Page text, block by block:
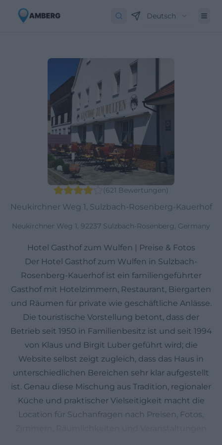
Deutsch
(621 Bewertungen)
Neukirchner Weg 1, Sulzbach-Rosenberg-Kauerhof
Neukirchner Weg 1, 92237 Sulzbach-Rosenberg, Germany
Hotel Gasthof zum Wulfen | Preise & Fotos
Der Hotel Gasthof zum Wulfen in Sulzbach-
Rosenberg-Kauerhof ist ein familiengeführter
Gasthof mit Hotelzimmern, Restaurant, Biergarten
und Räumen für private wie geschäftliche Anlässe.
Die touristische Vorstellung betont, dass der
Betrieb seit 1950 in Familienbesitz ist und seit 1994
von Klaus und Birgit Luber geführt wird; die
Website selbst zeigt zugleich, dass das Haus in
unterschiedlichen Bereichen sehr klar aufgestellt
ist. Genau diese Mischung aus Tradition, regionaler
Küche und praktischer Vielseitigkeit macht die
Location für Suchanfragen nach Preisen, Fotos,